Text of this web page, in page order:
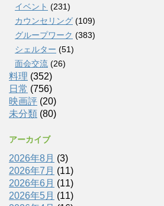
イベント (231)
カウンセリング (109)
グループワーク (383)
シェルター (51)
面会交流 (26)
料理 (352)
日常 (756)
映画評 (20)
未分類 (80)
アーカイブ
2026年8月 (3)
2026年7月 (11)
2026年6月 (11)
2026年5月 (11)